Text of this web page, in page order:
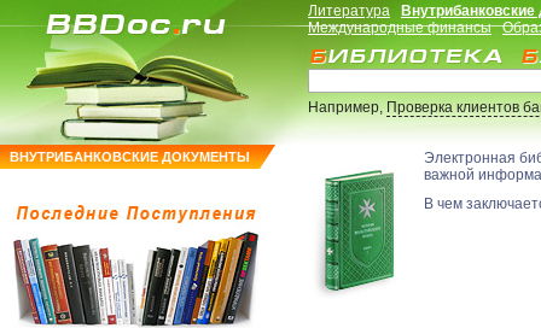
ВНУТРИБАНКОВСКИЕ ДОКУМЕНТЫ
Литература
Международные финансы
Например,Проверка клиентов
Электронная
важной
В чем